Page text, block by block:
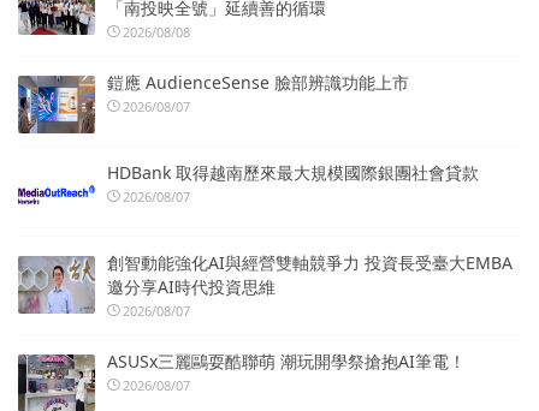
「南投映全號」延續善的循環
2026/08/08
鎧應 AudienceSense 臉部辨識功能上市
2026/08/07
HDBank 取得越南歷來最大規模國際銀團社會貸款
2026/08/07
創智動能強化AI與經營雙軸競爭力 投資長受臺大EMBA
邀分享AI時代投資思維
2026/08/07
ASUSx三麗鷗耍酷聯萌 潮玩開學祭搶抱AI筆電！
2026/08/07